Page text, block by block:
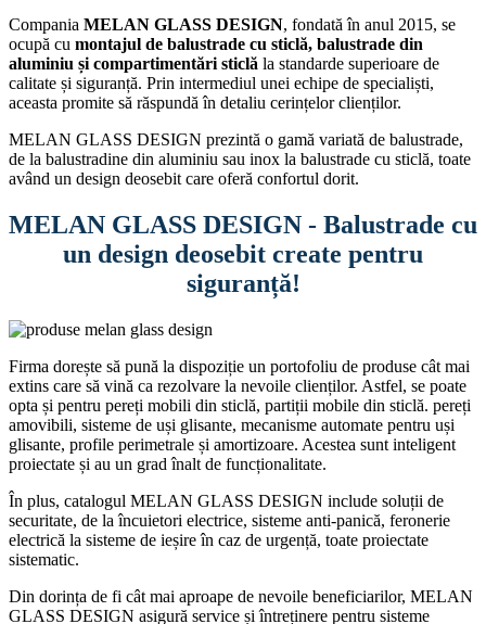
Compania MELAN GLASS DESIGN, fondată în anul 2015, se
ocupă cu montajul de balustrade cu sticlă, balustrade din
aluminiu și compartimentări sticlă la standarde superioare de
calitate și siguranță. Prin intermediul unei echipe de specialiști,
aceasta promite să răspundă în detaliu cerințelor clienților.
MELAN GLASS DESIGN prezintă o gamă variată de balustrade,
de la balustradine din aluminiu sau inox la balustrade cu sticlă, toate
având un design deosebit care oferă confortul dorit.
MELAN GLASS DESIGN - Balustrade cu
un design deosebit create pentru
siguranță!
Firma dorește să pună la dispoziție un portofoliu de produse cât mai
extins care să vină ca rezolvare la nevoile clienților. Astfel, se poate
opta și pentru pereți mobili din sticlă, partiții mobile din sticlă. pereți
amovibili, sisteme de uși glisante, mecanisme automate pentru uși
glisante, profile perimetrale și amortizoare. Acestea sunt inteligent
proiectate și au un grad înalt de funcționalitate.
În plus, catalogul MELAN GLASS DESIGN include soluții de
securitate, de la încuietori electrice, sisteme anti-panică, feronerie
electrică la sisteme de ieșire în caz de urgență, toate proiectate
sistematic.
Din dorința de fi cât mai aproape de nevoile beneficiarilor, MELAN
GLASS DESIGN asigură service și întreținere pentru sisteme